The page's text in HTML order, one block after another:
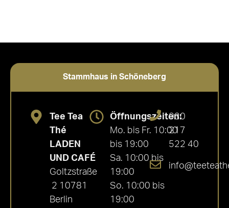
Stammhaus in Schöneberg
Tee Tea
Thé
LADEN
UND CAFÉ
Goltzstraße
2 10781
Berlin
Öffnungszeiten:
Mo. bis Fr. 10:00
bis 19:00
Sa. 10:00 bis
19:00
So. 10:00 bis
19:00
030
217
522 40